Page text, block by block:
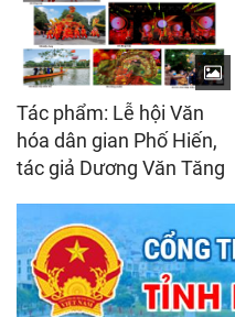
Tác phẩm: Lễ hội Văn
hóa dân gian Phố Hiến,
tác giả Dương Văn Tăng